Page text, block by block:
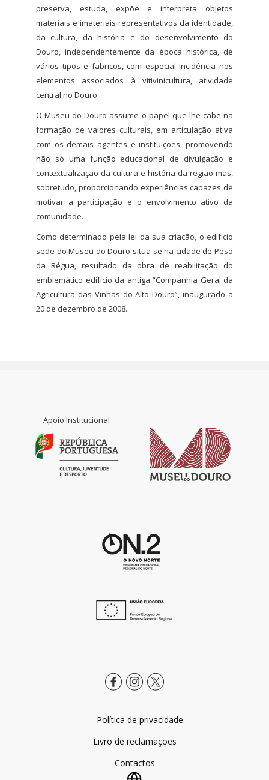
preserva, estuda, expõe e interpreta objetos
materiais e imateriais representativos da identidade,
da cultura, da história e do desenvolvimento do
Douro, independentemente da época histórica, de
vários tipos e fabricos, com especial incidência nos
elementos associados à vitivinicultura, atividade
central no Douro.
O Museu do Douro assume o papel que lhe cabe na
formação de valores culturais, em articulação ativa
com os demais agentes e instituições, promovendo
não só uma função educacional de divulgação e
contextualização da cultura e história da região mas,
sobretudo, proporcionando experiências capazes de
motivar a participação e o envolvimento ativo da
comunidade.
Como determinado pela lei da sua criação, o edifício
sede do Museu do Douro situa-se na cidade de Peso
da Régua, resultado da obra de reabilitação do
emblemático edifício da antiga “Companhia Geral da
Agricultura das Vinhas do Alto Douro”, inaugurado a
20 de dezembro de 2008.
Apoio Institucional
Política de privacidade
Livro de reclamações
Contactos